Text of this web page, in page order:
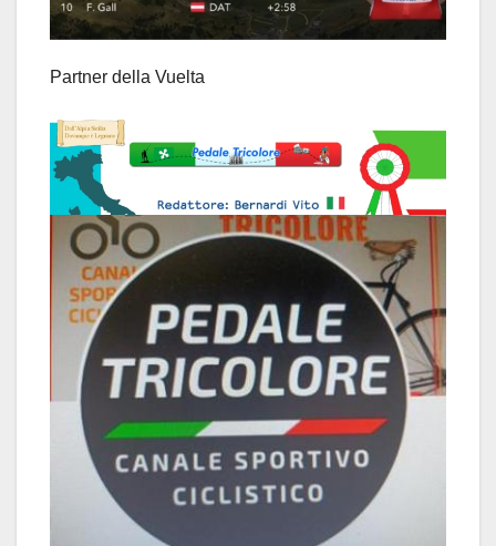
Partner della Vuelta